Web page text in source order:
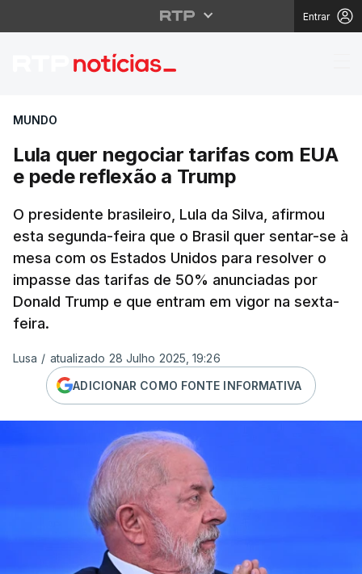
Entrar
Lula quer negociar
MUNDO
Lula quer negociar tarifas com EUA
e pede reflexão a Trump
O presidente brasileiro, Lula da Silva, afirmou
esta segunda-feira que o Brasil quer sentar-se à
mesa com os Estados Unidos para resolver o
impasse das tarifas de 50% anunciadas por
Donald Trump e que entram em vigor na sexta-
feira.
Lusa / atualizado 28 Julho 2025, 19:26
ADICIONAR COMO FONTE INFORMATIVA